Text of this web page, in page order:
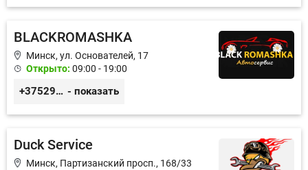
BLACKROMASHKA
Минск, ул. Основателей, 17
Открыто: 09:00 - 19:00
+375296651188 - показать
Duck Service
Минск, Партизанский просп., 168/33